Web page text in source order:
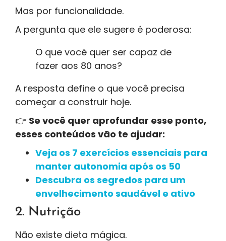
Mas por funcionalidade.
A pergunta que ele sugere é poderosa:
O que você quer ser capaz de
fazer aos 80 anos?
A resposta define o que você precisa
começar a construir hoje.
👉 Se você quer aprofundar esse ponto,
esses conteúdos vão te ajudar:
Veja os 7 exercícios essenciais para
manter autonomia após os 50
Descubra os segredos para um
envelhecimento saudável e ativo
2. Nutrição
Não existe dieta mágica.